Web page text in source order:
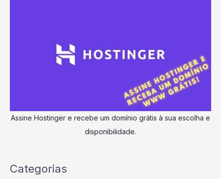
Assine Hostinger e recebe um domínio grátis à sua escolha e
disponibilidade.
Categorias